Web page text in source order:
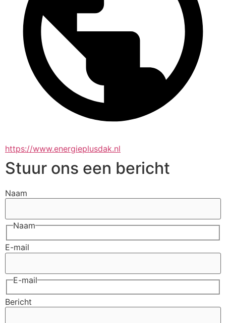
https://www.energieplusdak.nl
Stuur ons een bericht
Naam
Naam
E-mail
E-mail
Bericht